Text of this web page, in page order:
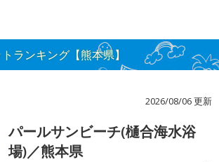
ランキング【熊本県】
2026/08/06 更新
パールサンビーチ(樋合海水浴
場)／熊本県